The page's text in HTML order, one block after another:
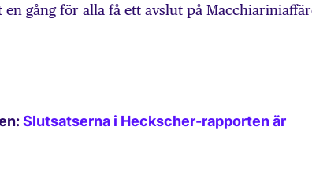
gång för alla få ett avslut på
Slutsatserna i Heckscher-rapporten är